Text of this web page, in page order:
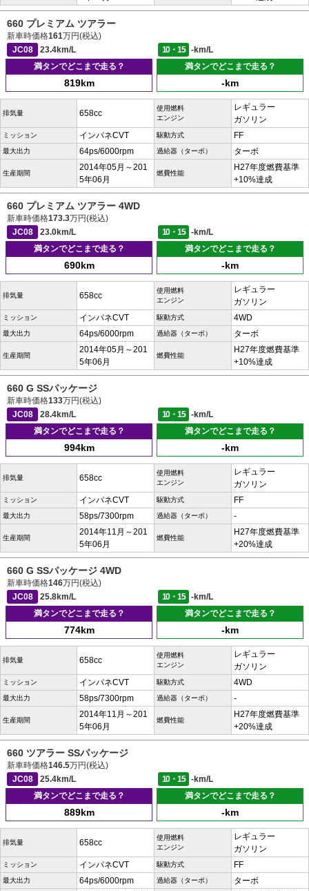
660 プレミアム ツアラー
新車時価格161万円(税込)
JC08
23.4km/L 10・15
-km/L
満タンでどこまで走る？
819km
満タンでどこまで走る？
-km
排気量 658cc
使用燃料
エンジン
レギュラー
ガソリン
ミッション インパネCVT 駆動方式 FF
最大出力 64ps/6000rpm 過給器（ターボ） ターボ
生産期間
2014年05月～201
5年06月
燃費性能
H27年度燃費基準
+10%達成
660 プレミアム ツアラー 4WD
新車時価格173.3万円(税込)
JC08
23.0km/L 10・15
-km/L
満タンでどこまで走る？
690km
満タンでどこまで走る？
-km
排気量 658cc
使用燃料
エンジン
レギュラー
ガソリン
ミッション インパネCVT 駆動方式 4WD
最大出力 64ps/6000rpm 過給器（ターボ） ターボ
生産期間
2014年05月～201
5年06月
燃費性能
H27年度燃費基準
+10%達成
660 G SSパッケージ
新車時価格133万円(税込)
JC08
28.4km/L 10・15
-km/L
満タンでどこまで走る？
994km
満タンでどこまで走る？
-km
排気量 658cc
使用燃料
エンジン
レギュラー
ガソリン
ミッション インパネCVT 駆動方式 FF
最大出力 58ps/7300rpm 過給器（ターボ） -
生産期間
2014年11月～201
5年06月
燃費性能
H27年度燃費基準
+20%達成
660 G SSパッケージ 4WD
新車時価格146万円(税込)
JC08
25.8km/L 10・15
-km/L
満タンでどこまで走る？
774km
満タンでどこまで走る？
-km
排気量 658cc
使用燃料
エンジン
レギュラー
ガソリン
ミッション インパネCVT 駆動方式 4WD
最大出力 58ps/7300rpm 過給器（ターボ） -
生産期間
2014年11月～201
5年06月
燃費性能
H27年度燃費基準
+20%達成
660 ツアラー SSパッケージ
新車時価格146.5万円(税込)
JC08
25.4km/L 10・15
-km/L
満タンでどこまで走る？
889km
満タンでどこまで走る？
-km
排気量 658cc
使用燃料
エンジン
レギュラー
ガソリン
ミッション インパネCVT 駆動方式 FF
最大出力 64ps/6000rpm 過給器（ターボ） ターボ